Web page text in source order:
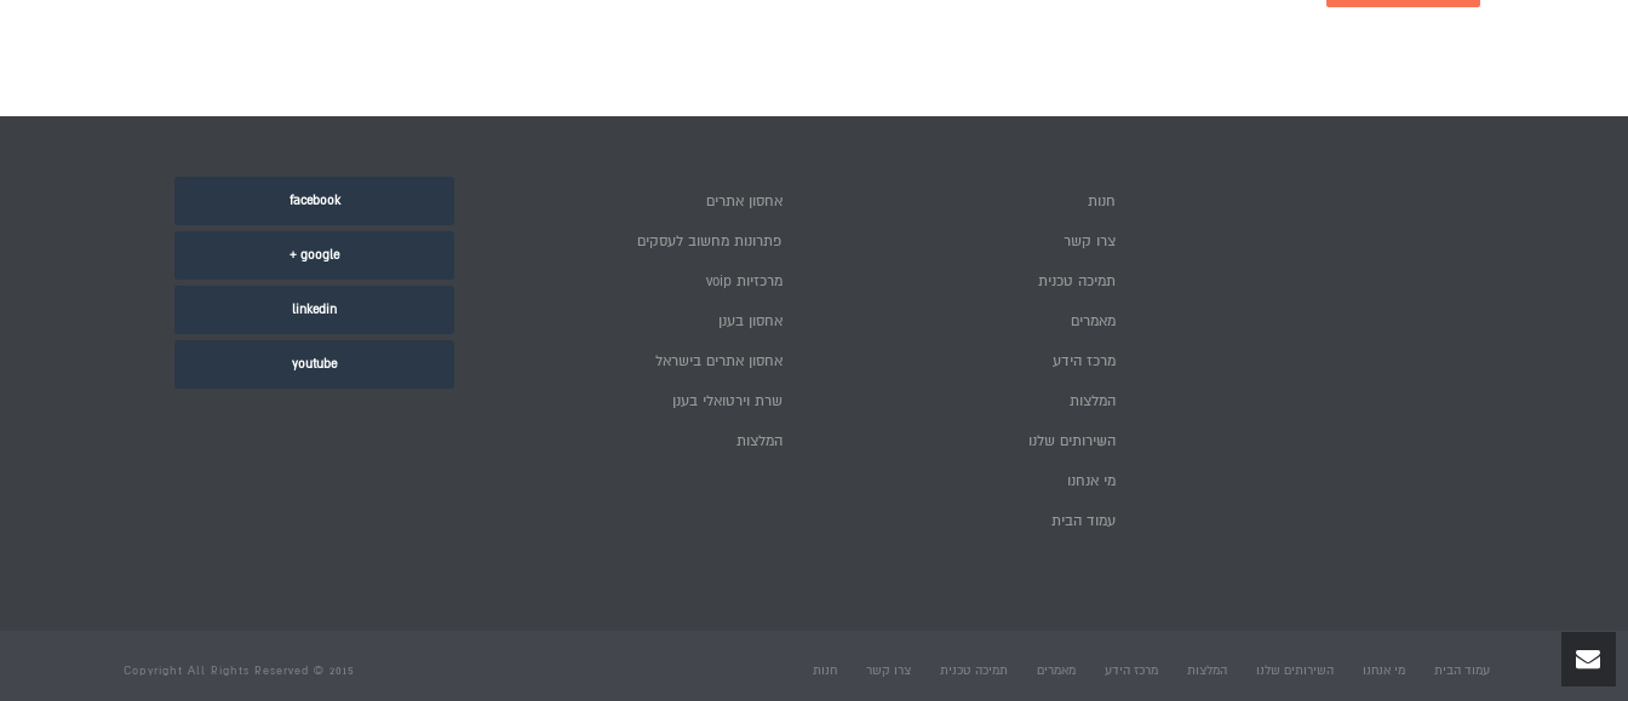
facebook
google +
linkedin
youtube
אחסון אתרים
פתרונות מחשוב לעסקים
מרכזיות voip
אחסון בענן
אחסון אתרים בישראל
שרת וירטואלי בענן
המלצות
חנות
צרו קשר
תמיכה טכנית
מאמרים
מרכז הידע
המלצות
השירותים שלנו
מי אנחנו
עמוד הבית
Copyright All Rights Reserved © 2015 חנות צרו קשר תמיכה טכנית מאמרים מרכז הידע המלצות השירותים שלנו מי אנחנו עמוד הבית